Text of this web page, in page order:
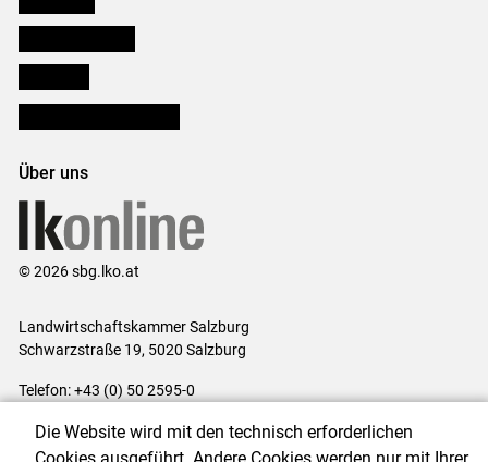
Über uns
© 2026 sbg.lko.at
Landwirtschaftskammer Salzburg
Schwarzstraße 19, 5020 Salzburg
Telefon: +43 (0) 50 2595-0
Impressum|Kontakt|Datenschutzerklärung|Barrierefreiheit|
Die Website wird mit den technisch erforderlichen